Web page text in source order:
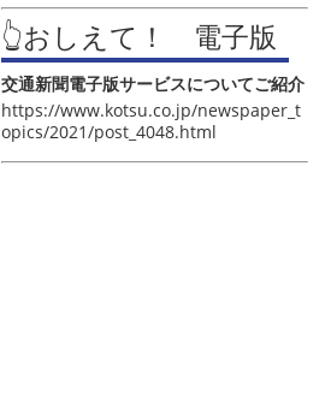
👆おしえて！ 電子版
交通新聞電子版サービスについてご紹介
https://www.kotsu.co.jp/newspaper_t
opics/2021/post_4048.html